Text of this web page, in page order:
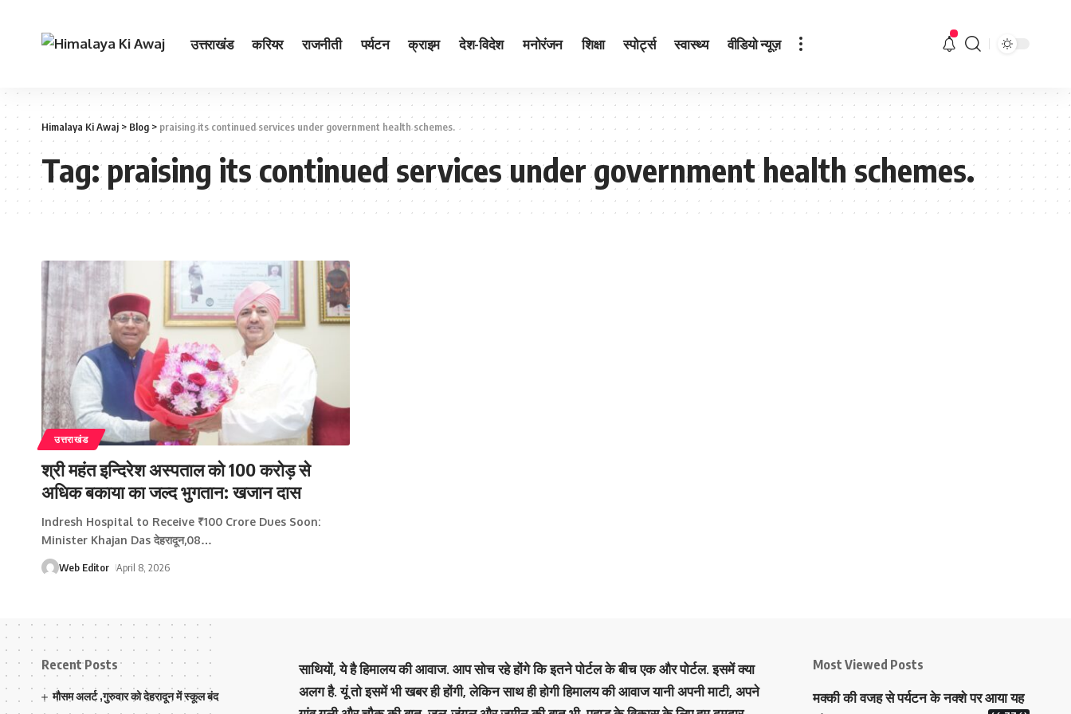
उत्तराखंड करियर राजनीती पर्यटन क्राइम देश-विदेश मनोरंजन शिक्षा स्पोर्ट्स स्वास्थ्य वीडियो न्यूज़
Himalaya Ki Awaj > Blog> praising its continued services under government health schemes.
Tag:praising its continued services under government health schemes.
उत्तराखंड
श्री महंत इन्दिरेश अस्पताल को 100 करोड़ से
अधिक बकाया का जल्द भुगतान: खजान दास
Indresh Hospital to Receive ₹100 Crore Dues Soon:
Minister Khajan Das देहरादून,08…
Web Editor April 8, 2026
Recent Posts
मौसम अलर्ट ,गुरुवार को देहरादून में स्कूल बंद
साथियों, ये है हिमालय की आवाज. आप सोच रहे होंगे कि इतने पोर्टल के बीच एक और पोर्टल. इसमें क्या
अलग है. यूं तो इसमें भी खबर ही होंगी, लेकिन साथ ही होगी हिमालय की आवाज यानी अपनी माटी, अपने
Most Viewed Posts
मक्‍की की वजह से पर्यटन के नक्‍शे पर आया यह